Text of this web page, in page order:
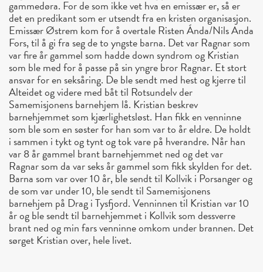
gammedøra. For de som ikke vet hva en emissær er, så er
det en predikant som er utsendt fra en kristen organisasjon.
Emissær Østrem kom for å overtale Risten Ánda/Nils Anda
Fors, til å gi fra seg de to yngste barna. Det var Ragnar som
var fire år gammel som hadde down syndrom og Kristian
som ble med for å passe på sin yngre bror Ragnar. Et stort
ansvar for en seksåring. De ble sendt med hest og kjerre til
Alteidet og videre med båt til Rotsundelv der
Samemisjonens barnehjem lå. Kristian beskrev
barnehjemmet som kjærlighetsløst. Han fikk en venninne
som ble som en søster for han som var to år eldre. De holdt
i sammen i tykt og tynt og tok vare på hverandre. Når han
var 8 år gammel brant barnehjemmet ned og det var
Ragnar som da var seks år gammel som fikk skylden for det.
Barna som var over 10 år, ble sendt til Kollvik i Porsanger og
de som var under 10, ble sendt til Samemisjonens
barnehjem på Drag i Tysfjord. Venninnen til Kristian var 10
år og ble sendt til barnehjemmet i Kollvik som dessverre
brant ned og min fars venninne omkom under brannen. Det
sørget Kristian over, hele livet.